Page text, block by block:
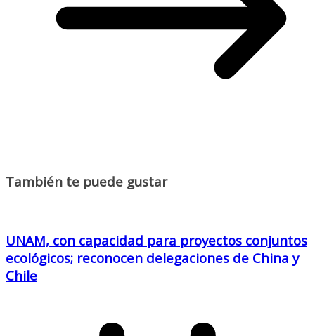
También te puede gustar
UNAM, con capacidad para proyectos conjuntos
ecológicos; reconocen delegaciones de China y
Chile